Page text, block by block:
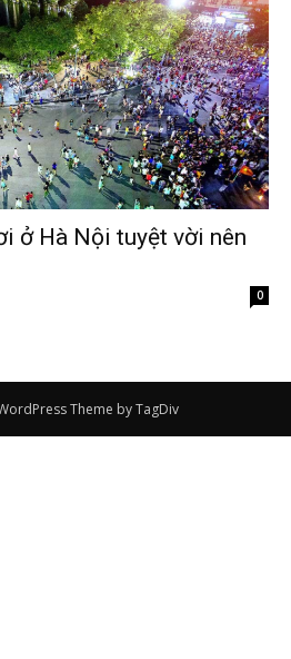
ở Hà Nội tuyệt vời nên
0
Theme by TagDiv